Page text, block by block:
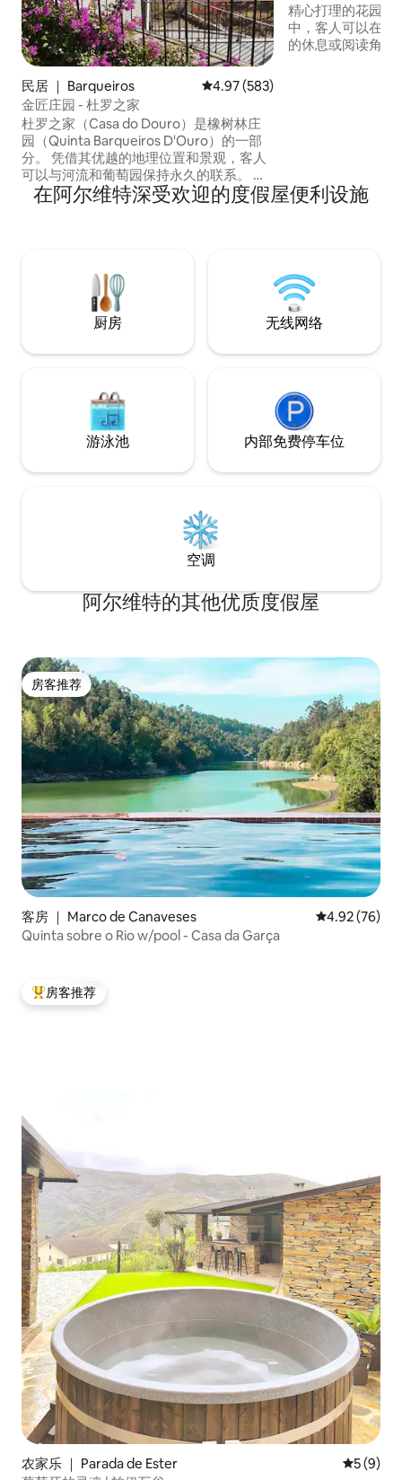
民居 ｜ Barqueiros 平均评分 4.97 分（满分 5 分），
4.97 (583)
金匠庄园 - 杜罗之家
杜罗之家（Casa do Douro）是橡树林庄
园（Quinta Barqueiros D'Ouro）的一部
分。 凭借其优越的地理位置和景观，客人
可以与河流和葡萄园保持永久的联系。 单
层公寓，复式公寓，一楼设有配备齐全的
小厨房、电视和无线网络的公共休息室。
精心打理的花园和
中，客人可以在这
的休息或阅读角落
在阿尔维特深受欢迎的度假屋便利设施
厨房 无线网络
游泳池 内部免费停车位
空调
阿尔维特的其他优质度假屋
房客推荐
房客推荐
客房 ｜ Marco de Canaveses 平均评分
4.92 (76)
Quinta sobre o Rio w/pool - Casa da Garça
热门「房客推荐」
房客推荐
农家乐 ｜ Parada de Ester 平均评分
5 (9)